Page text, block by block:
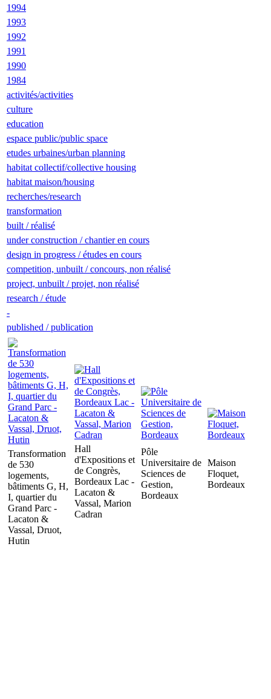
1994
1993
1992
1991
1990
1984
activités/activities
culture
education
espace public/public space
etudes urbaines/urban planning
habitat collectif/collective housing
habitat maison/housing
recherches/research
transformation
built / réalisé
under construction / chantier en cours
design in progress / études en cours
competition, unbuilt / concours, non réalisé
project, unbuilt / projet, non réalisé
research / étude
-
published / publication
Transformation
de 530
logements,
bâtiments G, H,
I, quartier du
Grand Parc -
Lacaton &
Vassal, Druot,
Hutin
Hall
d'Expositions et
de Congrès,
Bordeaux Lac -
Lacaton &
Vassal, Marion
Cadran
Pôle
Universitaire de
Sciences de
Gestion,
Bordeaux
Maison
Floquet,
Bordeaux